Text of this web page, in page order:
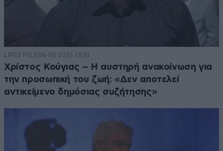
LIFESTYLE06·08·2026 18:51
Χρίστος Κούγιας – Η αυστηρή ανακοίνωση για
την προσωπική του ζωή: «Δεν αποτελεί
αντικείμενο δημόσιας συζήτησης»